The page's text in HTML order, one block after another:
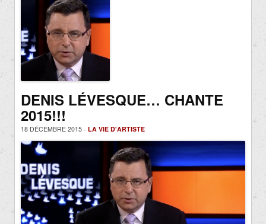
DENIS LÉVESQUE… CHANTE
2015!!!
18 DÉCEMBRE 2015 - LA VIE D'ARTISTE